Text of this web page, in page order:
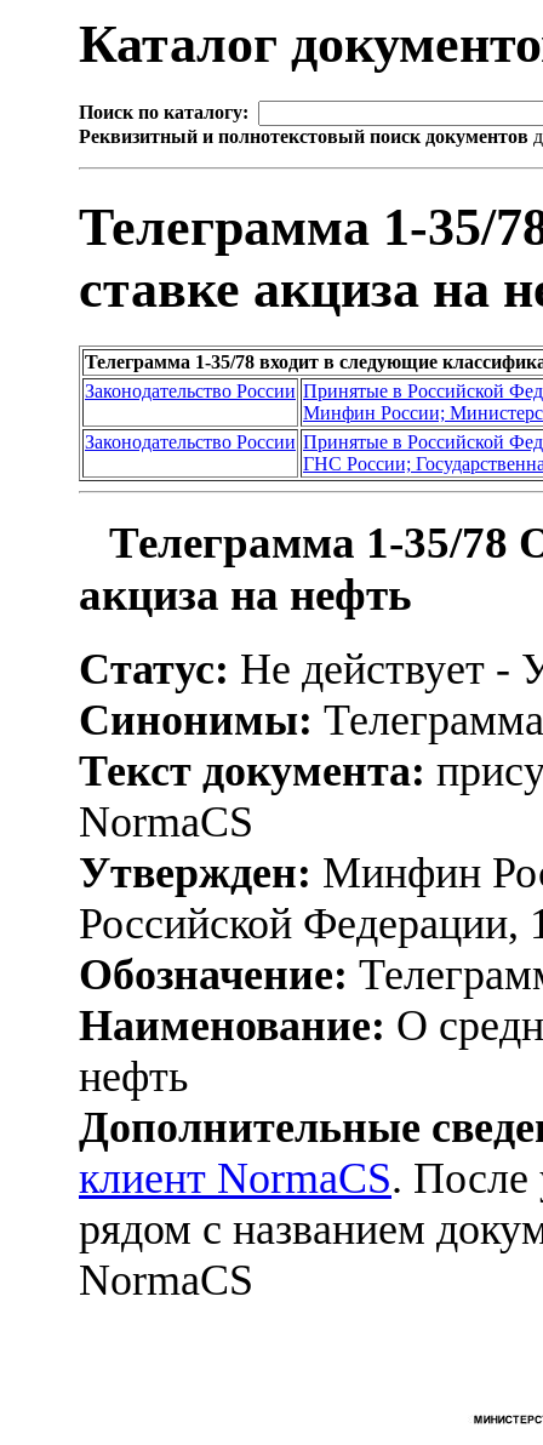
Каталог
Поиск по каталогу:
Реквизитный и полнотекстовый поиск документов
Телеграмма 1-35/
ставке акциза на
Телеграмма 1-35/78 входит в следующие
Законодательство России Принятые в Российской
Минфин России;
Законодательство России Принятые в Российской
ГНС России;
Телеграмма 1-35/78
акциза на нефть
Статус: Не действует -
Синонимы:
Текст документа:
NormaCS
Утвержден: Минфин
Российской Федерации,
Обозначение:
Наименование: О
нефть
Дополнительные
клиент NormaCS. После
рядом с названием
NormaCS